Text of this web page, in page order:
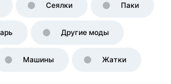
Сеялки Паки
Другие моды
Машины Жатки